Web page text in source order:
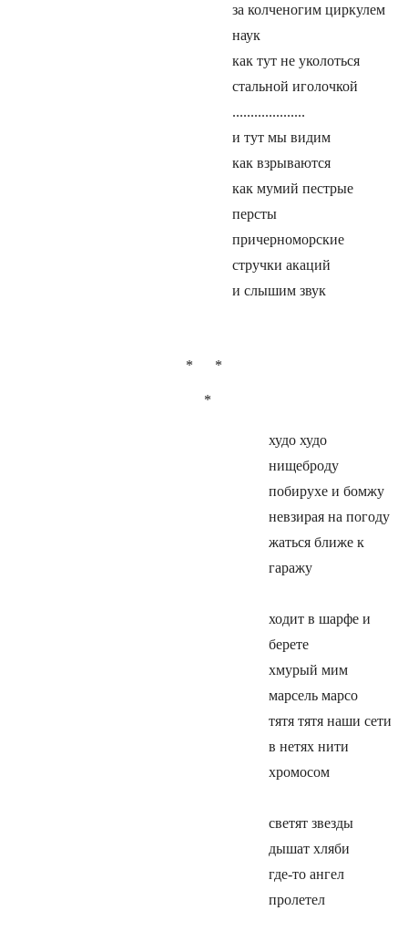
за колченогим циркулем
наук
как тут не уколоться
стальной иголочкой
....................
и тут мы видим
как взрываются
как мумий пестрые
персты
причерноморские
стручки акаций
и слышим звук
* *
*
худо худо
нищеброду
побирухе и бомжу
невзирая на погоду
жаться ближе к
гаражу
ходит в шарфе и
берете
хмурый мим
марсель марсо
тятя тятя наши сети
в нетях нити
хромосом
светят звезды
дышат хляби
где-то ангел
пролетел